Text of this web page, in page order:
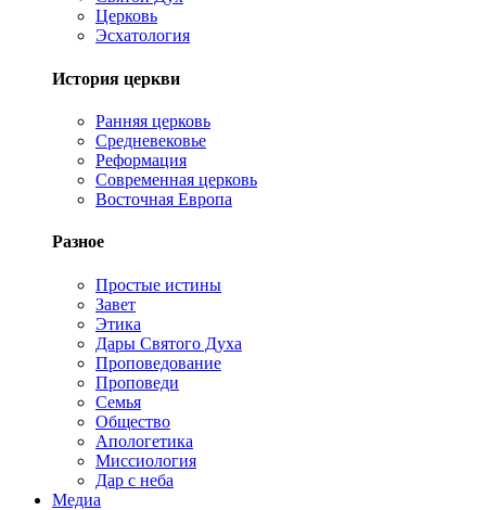
Церковь
Эсхатология
История церкви
Ранняя церковь
Средневековье
Реформация
Современная церковь
Восточная Европа
Разное
Простые истины
Завет
Этика
Дары Святого Духа
Проповедование
Проповеди
Семья
Общество
Апологетика
Миссиология
Дар с неба
Медиа